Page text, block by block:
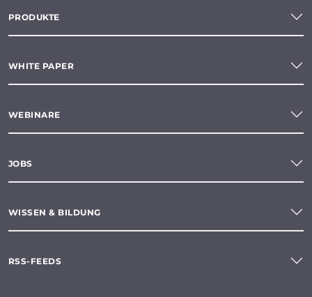
PRODUKTE
WHITE PAPER
WEBINARE
JOBS
WISSEN & BILDUNG
RSS-FEEDS